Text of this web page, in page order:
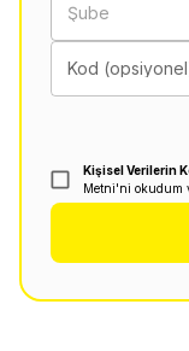
Şube
Kod
Kişisel Verilerin
Metni'ni okudum